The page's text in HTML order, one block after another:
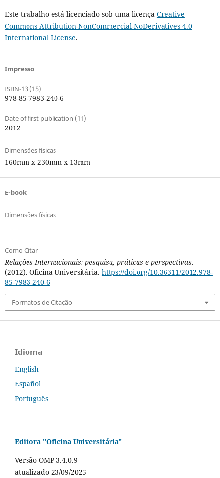
Este trabalho está licenciado sob uma licença Creative
Commons Attribution-NonCommercial-NoDerivatives 4.0
International License.
Impresso
ISBN-13 (15)
978-85-7983-240-6
Date of first publication (11)
2012
Dimensões físicas
160mm x 230mm x 13mm
E-book
Dimensões físicas
Como Citar
Relações Internacionais: pesquisa, práticas e perspectivas.
(2012). Oficina Universitária. https://doi.org/10.36311/2012.978-
85-7983-240-6
Formatos de Citação
Idioma
English
Español
Português
Editora "Oficina Universitária"
Versão OMP 3.4.0.9
atualizado 23/09/2025